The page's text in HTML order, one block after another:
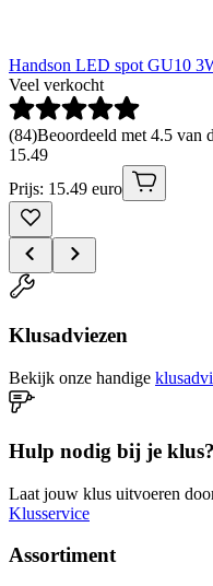
Handson LED spot GU10
Veel verkocht
(84)Beoordeeld met 4.5 van
15.49
Prijs: 15.49 euro
Klusadviezen
Bekijk onze handige
Hulp nodig bij je klus?
Laat jouw klus uitvoeren
Klusservice
Assortiment